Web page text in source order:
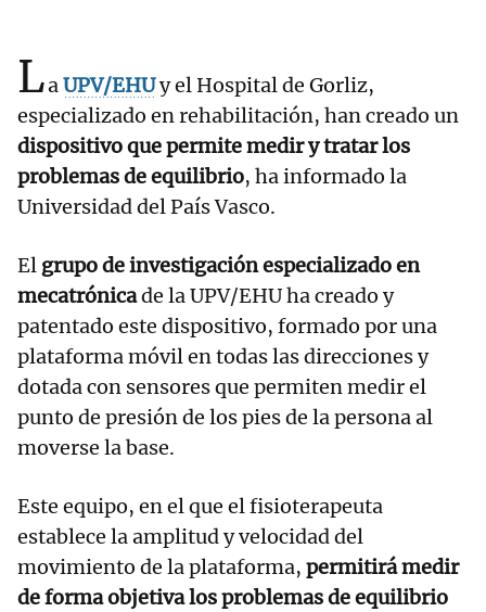
LaUPV/EHUy el Hospital de Gorliz,
especializado en rehabilitación, han creado un
dispositivo que permite medir y tratar los
problemas de equilibrio, ha informado la
Universidad del País Vasco.
El grupo de investigación especializado en
mecatrónicade la UPV/EHU ha creado y
patentado este dispositivo, formado por una
plataforma móvil en todas las direcciones y
dotada con sensores que permiten medir el
punto de presión de los pies de la persona al
moverse la base.
Este equipo, en el que el fisioterapeuta
establece la amplitud y velocidad del
movimiento de la plataforma, permitirá medir
de forma objetiva los problemas de equilibrio